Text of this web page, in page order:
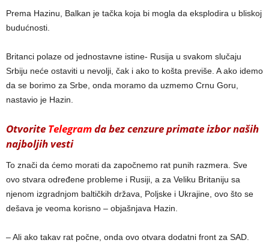
Prema Hazinu, Balkan je tačka koja bi mogla da eksplodira u bliskoj
budućnosti.
Britanci polaze od jednostavne istine- Rusija u svakom slučaju
Srbiju neće ostaviti u nevolji, čak i ako to košta previše. A ako idemo
da se borimo za Srbe, onda moramo da uzmemo Crnu Goru,
nastavio je Hazin.
Otvorite Telegramda bez cenzure primate izbor naših
najboljih vesti
To znači da ćemo morati da započnemo rat punih razmera. Sve
ovo stvara određene probleme i Rusiji, a za Veliku Britaniju sa
njenom izgradnjom baltičkih država, Poljske i Ukrajine, ovo što se
dešava je veoma korisno – objašnjava Hazin.
– Ali ako takav rat počne, onda ovo otvara dodatni front za SAD.